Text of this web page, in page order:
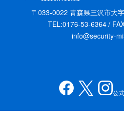
〒033-0022 青森県三沢市大
TEL:0176-53-6364 /
info@security-
公式